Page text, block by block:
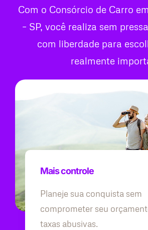
Com o Consórcio de Carro
– SP, você realiza sem
com liberdade para
realmente
Mais controle
Planeje sua conquista sem
comprometer seu
taxas abusivas.